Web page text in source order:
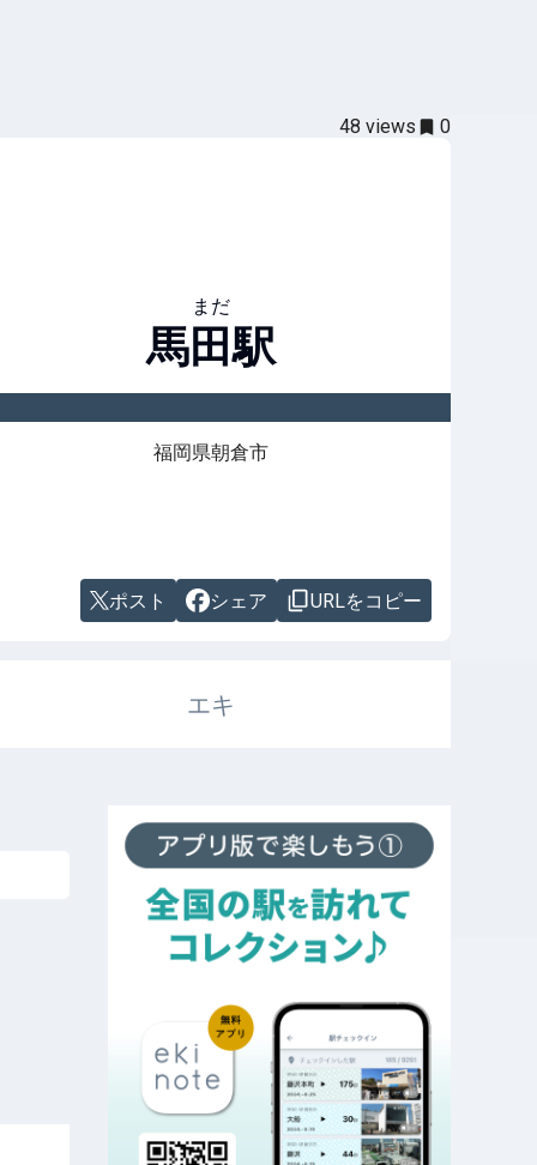
48 views 0
まだ
馬田駅
福岡県朝倉市
ポスト シェア URLをコピー
エキ